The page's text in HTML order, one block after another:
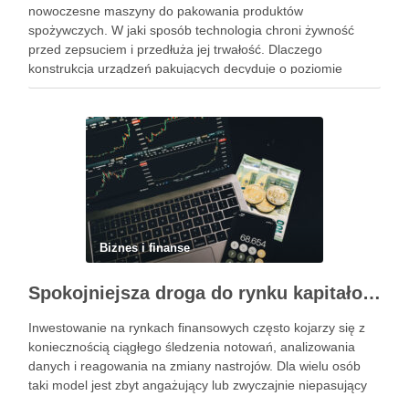
nowoczesne maszyny do pakowania produktów
spożywczych. W jaki sposób technologia chroni żywność
przed zepsuciem i przedłuża jej trwałość. Dlaczego
konstrukcja urządzeń pakujących decyduje o poziomie
higieny w zakładzie. Jak dobrać odpowiedni system
Powiązane wpisy: Jak …
Biznes i finanse
Spokojniejsza droga do rynku kapitałowego bez presji codziennych decyzji
Inwestowanie na rynkach finansowych często kojarzy się z
koniecznością ciągłego śledzenia notowań, analizowania
danych i reagowania na zmiany nastrojów. Dla wielu osób
taki model jest zbyt angażujący lub zwyczajnie niepasujący